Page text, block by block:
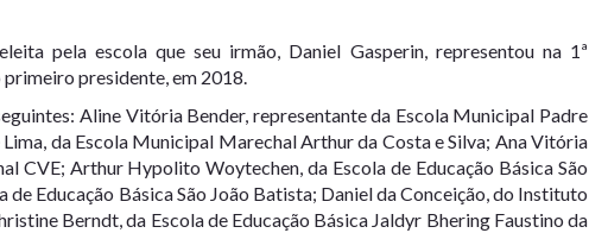
pela escola que seu irmão, Daniel Gasperin, representou na 1ª
presidente, em 2018.
Aline Vitória Bender, representante da Escola Municipal Padre
da Escola Municipal Marechal Arthur da Costa e Silva; Ana Vitória
CVE; Arthur Hypolito Woytechen, da Escola de Educação Básica São
de Educação Básica São João Batista; Daniel da Conceição, do Instituto
Berndt, da Escola de Educação Básica Jaldyr Bhering Faustino da